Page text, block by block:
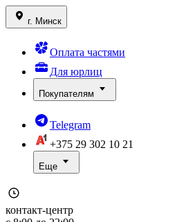
г. Минск
Оплата частями
Для юрлиц
Покупателям
Telegram
+375 29 302 10 21
Еще
контакт-центр